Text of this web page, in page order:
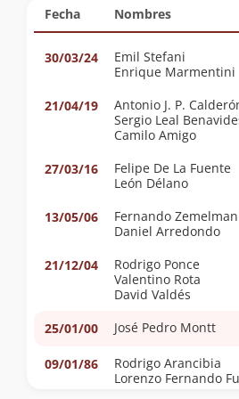
Fecha Nombres
30/03/24
Emil Stefani
Enrique Marmentini
21/04/19
Antonio J. P.
Sergio Leal
Camilo Amigo
27/03/16
Felipe De La Fuente
León Délano
13/05/06
Fernando
Daniel Arredondo
21/12/04
Rodrigo Ponce
Valentino Rota
David Valdés
25/01/00
José Pedro Montt
09/01/86
Rodrigo Arancibia
Lorenzo Fernando